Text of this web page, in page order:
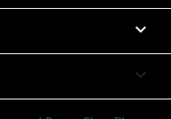

keyboard_arrow_down